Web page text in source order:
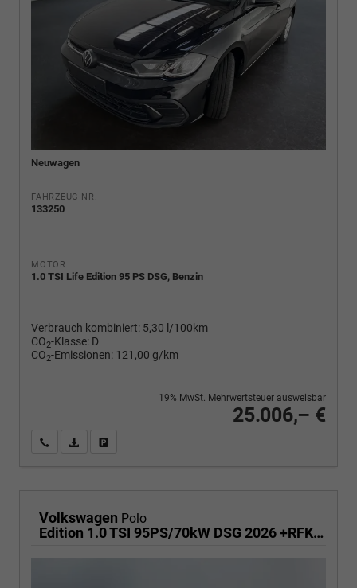
Neuwagen
FAHRZEUG-NR.
133250
MOTOR
1.0 TSI Life Edition 95 PS DSG, Benzin
Verbrauch kombiniert: 5,30 l/100km
CO2-Klasse: D
CO2-Emissionen: 121,00 g/km
25.006,– €
19% MwSt. Mehrwertsteuer ausweisbar
Wir rufen Sie anPDF-Fahrzeugexposé drucken
Volkswagen Polo
Edition 1.0 TSI 95PS/70kW DSG 2026 +RFK +Getönte Heckscheiben +TravelAssist +LED